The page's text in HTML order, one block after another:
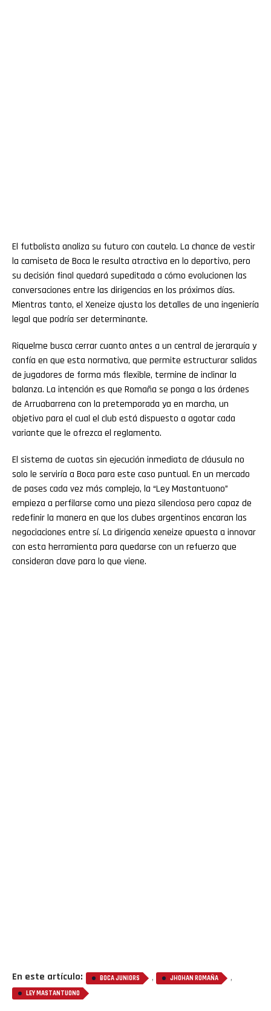
El futbolista analiza su futuro con cautela. La chance de vestir
la camiseta de Boca le resulta atractiva en lo deportivo, pero
su decisión final quedará supeditada a cómo evolucionen las
conversaciones entre las dirigencias en los próximos días.
Mientras tanto, el Xeneize ajusta los detalles de una ingeniería
legal que podría ser determinante.
Riquelme busca cerrar cuanto antes a un central de jerarquía y
confía en que esta normativa, que permite estructurar salidas
de jugadores de forma más flexible, termine de inclinar la
balanza. La intención es que Romaña se ponga a las órdenes
de Arruabarrena con la pretemporada ya en marcha, un
objetivo para el cual el club está dispuesto a agotar cada
variante que le ofrezca el reglamento.
El sistema de cuotas sin ejecución inmediata de cláusula no
solo le serviría a Boca para este caso puntual. En un mercado
de pases cada vez más complejo, la “Ley Mastantuono”
empieza a perfilarse como una pieza silenciosa pero capaz de
redefinir la manera en que los clubes argentinos encaran las
negociaciones entre sí. La dirigencia xeneize apuesta a innovar
con esta herramienta para quedarse con un refuerzo que
consideran clave para lo que viene.
En este artículo: BOCA JUNIORS , JHOHAN ROMAÑA ,
LEY MASTANTUONO